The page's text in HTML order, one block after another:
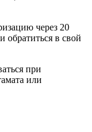
через 20
обратиться в свой
при
или